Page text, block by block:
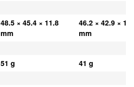
48.5 × 45.4 × 11.8
mm
46.2 × 42.9 ×
mm
51 g
41 g